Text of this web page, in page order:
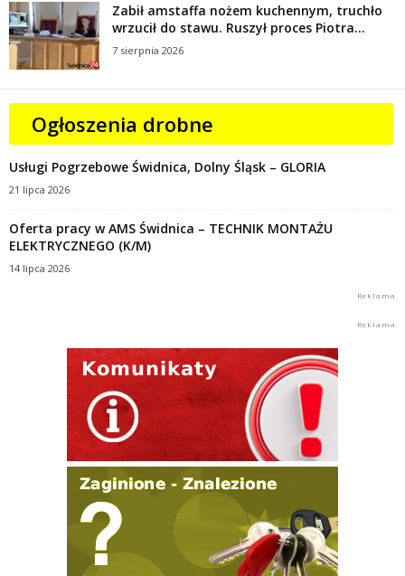
Zabił amstaffa nożem kuchennym, truchło
wrzucił do stawu. Ruszył proces Piotra...
7 sierpnia 2026
Ogłoszenia drobne
Usługi Pogrzebowe Świdnica, Dolny Śląsk – GLORIA
21 lipca 2026
Oferta pracy w AMS Świdnica – TECHNIK MONTAŻU
ELEKTRYCZNEGO (K/M)
14 lipca 2026